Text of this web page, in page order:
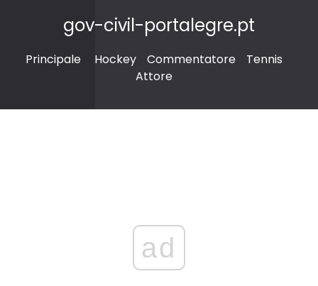
gov-civil-portalegre.pt
Principale Hockey Commentatore
Tennis
Attore
ad